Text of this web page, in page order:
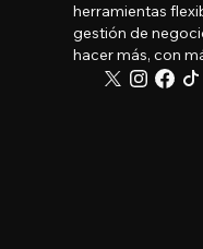
herramientas
gestión de
hacer más, con